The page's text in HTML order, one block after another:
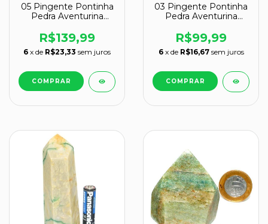
05 Pingente Pontinha
Pedra Aventurina
Prata 950 Atacado
R$139,99
6 x de R$23,33 sem juros
03 Pingente Pontinha
Pedra Aventurina
Prata 950 Atacado
R$99,99
6 x de R$16,67 sem juros